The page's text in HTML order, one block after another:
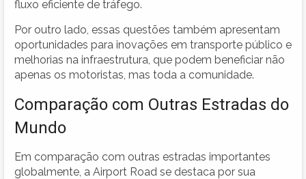
fluxo eficiente de tráfego.
Por outro lado, essas questões também apresentam
oportunidades para inovações em transporte público e
melhorias na infraestrutura, que podem beneficiar não
apenas os motoristas, mas toda a comunidade.
Comparação com Outras Estradas do
Mundo
Em comparação com outras estradas importantes
globalmente, a Airport Road se destaca por sua